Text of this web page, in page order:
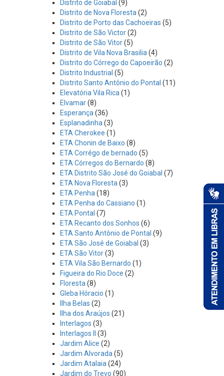
Distrito de Goiabal (9)
Distrito de Nova Floresta (2)
Distrito de Porto das Cachoeiras (5)
Distrito de São Victor(2)
Distrito de São Vitor(5)
Distrito de Vila Nova Brasilia (4)
Distrito do Córrego do Capoeirão (2)
Distrito Industrial (5)
Distrito Santo Antônio do Pontal (11)
Elevatória Vila Rica (1)
Elvamar(8)
Esperança (36)
Esplanadinha (3)
ETA Cherokee (1)
ETA Chonin de Baixo (8)
ETA Corrégo de bernado (5)
ETA Córregos do Bernardo (8)
ETA Distrito São José do Goiabal (7)
ETA Nova Floresta (3)
ETA Penha (18)
ETA Penha do Cassiano (1)
ETA Pontal (7)
ETA Recanto dos Sonhos (6)
ETA Santo Antônio de Pontal (9)
ETA São José de Goiabal (3)
ETA São Vitor(3)
ETA Vila São Bernardo (1)
Figueira do Rio Doce (2)
Floresta (8)
Gleba Hóracio (1)
Ilha Belas (2)
Ilha dos Araújos (21)
Interlagos (3)
Interlagos II
(3)
Jardim Alice (2)
Jardim Alvorada (5)
Jardim Atalaia (24)
Jardim do Trevo (90)